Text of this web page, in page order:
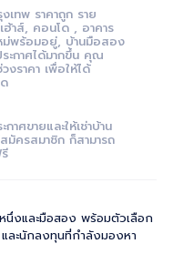
เทพ ราคาถูก ราย
ฮ้าส์, คอนโด , อาคาร
ม่พร้อมอยู่, บ้านมือสอง
ะกาศได้มากขึ้น คุณ
งราคา เพื่อให้ได้
ศขายและให้เช่าบ้าน
มัครสมาชิก ก็สามารถ
นึ่งและมือสอง พร้อมตัวเลือก
ละนักลงทุนที่กำลังมองหา